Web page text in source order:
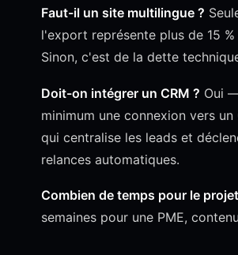
Faut-il un site multilingue ?
l'export représente plus de 15 %
Sinon, c'est de la dette
Doit-on intégrer un CRM ? Oui
minimum une connexion vers un
qui centralise les leads et
relances automatiques.
Combien de temps pour le
semaines pour une PME,